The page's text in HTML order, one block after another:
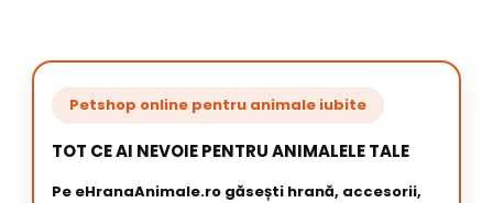
Petshop online pentru animale iubite
TOT CE AI NEVOIE PENTRU ANIMALELE TALE
Pe eHranaAnimale.ro găsești hrană, accesorii,